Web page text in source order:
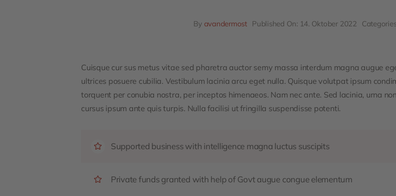
By avandermost Published On: 14. Oktober 2022
Cuisque cur sus metus vitae sed pharetra auctor semy massa interdum magna augue
ultrices posuere cubilia. Vestibulum lacinia arcu eget nulla. Quisque volutpat ipsum
torquent per conubia nostra, per inceptos himenaeos. Nam nec ante. Sed lacinia, urna
cursus ipsum ante quis turpis. Nulla facilisi ut fringilla suspendisse potenti.
Supported business with intelligence magna luctus suscipits
Private funds granted with help of Govt augue congue elementum